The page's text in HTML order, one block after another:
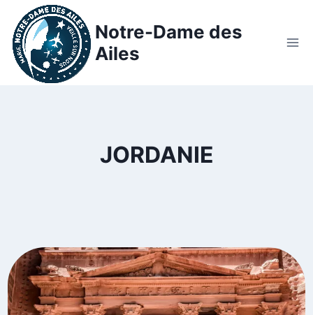
Notre-Dame des
Ailes
JORDANIE